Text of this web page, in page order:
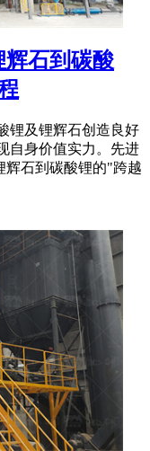
石到碳酸
锂及锂辉石创造良好
自身价值实力。先进
辉石到碳酸锂的"跨越